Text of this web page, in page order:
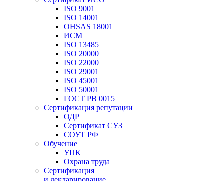
ISO 9001
ISO 14001
OHSAS 18001
ИСМ
ISO 13485
ISO 20000
ISO 22000
ISO 29001
ISO 45001
ISO 50001
ГОСТ РВ 0015
Сертификация репутации
ОДР
Сертификат СУЗ
СОУТ РФ
Обучение
УПК
Охрана труда
Сертификация